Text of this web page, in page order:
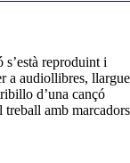
s’està reproduint i
a audiollibres,
d’una cançó
treball amb marcadors